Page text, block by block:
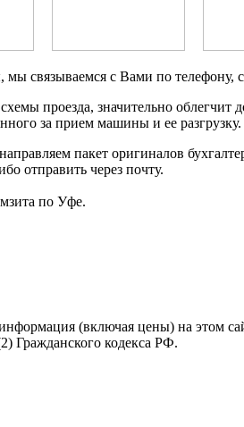
связываемся с Вами по телефону,
проезда, значительно
за прием машины и ее разгрузку.
пакет оригиналов
отправить через почту.
по Уфе.
(включая цены) на этом
Гражданского кодекса РФ.